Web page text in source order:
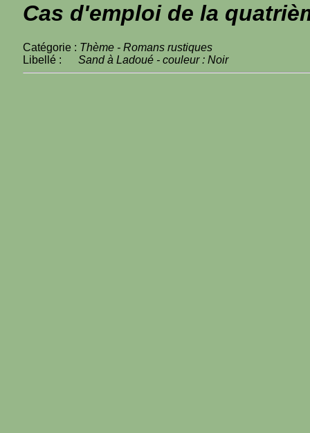
Cas d'emploi de la
Catégorie : Thème - Romans rustiques
Libellé : Sand à Ladoué - couleur : Noir